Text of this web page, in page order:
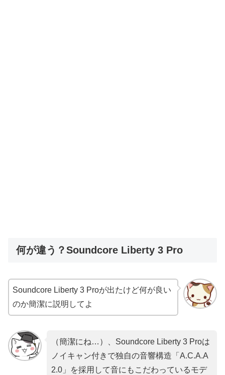
何が違う？Soundcore Liberty 3 Pro
Soundcore Liberty 3 Proが出たけど何が良い
のか簡潔に説明してよ
（簡潔にね…）、Soundcore Liberty 3 Proは
ノイキャン付きで独自の音響構造「A.C.A.A
2.0」を採用して音にもこだわっているモデ